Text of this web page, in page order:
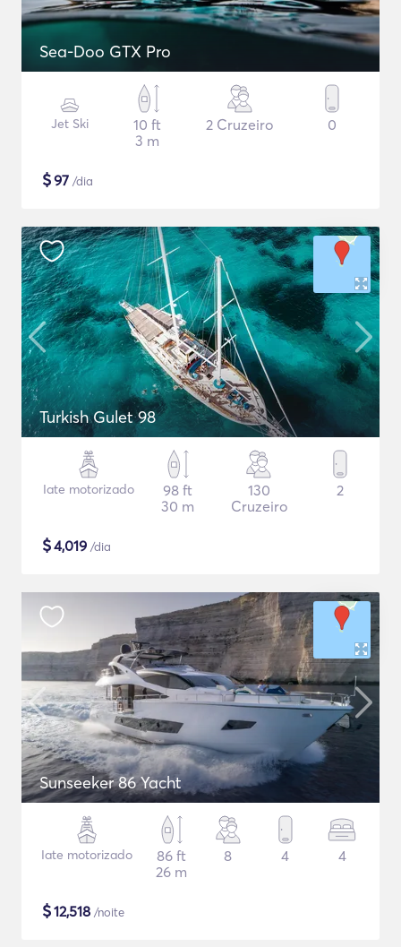
Sea-Doo GTX Pro
Jet Ski
10 ft
3 m
2 Cruzeiro 0
$97 /dia
Turkish Gulet 98
Iate motorizado
98 ft
30 m
130
Cruzeiro
2
$4,019 /dia
Sunseeker 86 Yacht
Iate motorizado
86 ft
26 m
8 4 4
$12,518 /noite